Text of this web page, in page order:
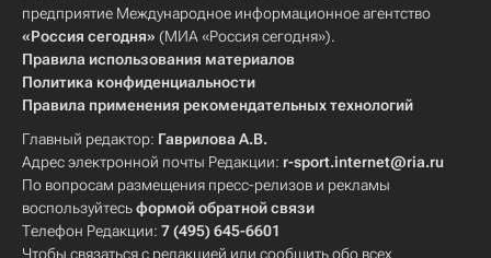
предприятие Международное информационное агентство
«Россия сегодня» (МИА «Россия сегодня»).
Правила использования материалов
Политика конфиденциальности
Правила применения рекомендательных технологий
Главный редактор: Гаврилова А.В.
Адрес электронной почты Редакции: r-sport.internet@ria.ru
По вопросам размещения пресс-релизов и рекламы
воспользуйтесьформой обратной связи
Телефон Редакции: 7 (495) 645-6601
Чтобы связаться с редакцией или сообщить обо всех